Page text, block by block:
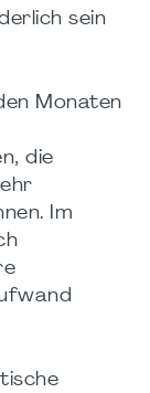
sein
Monaten
die
Im